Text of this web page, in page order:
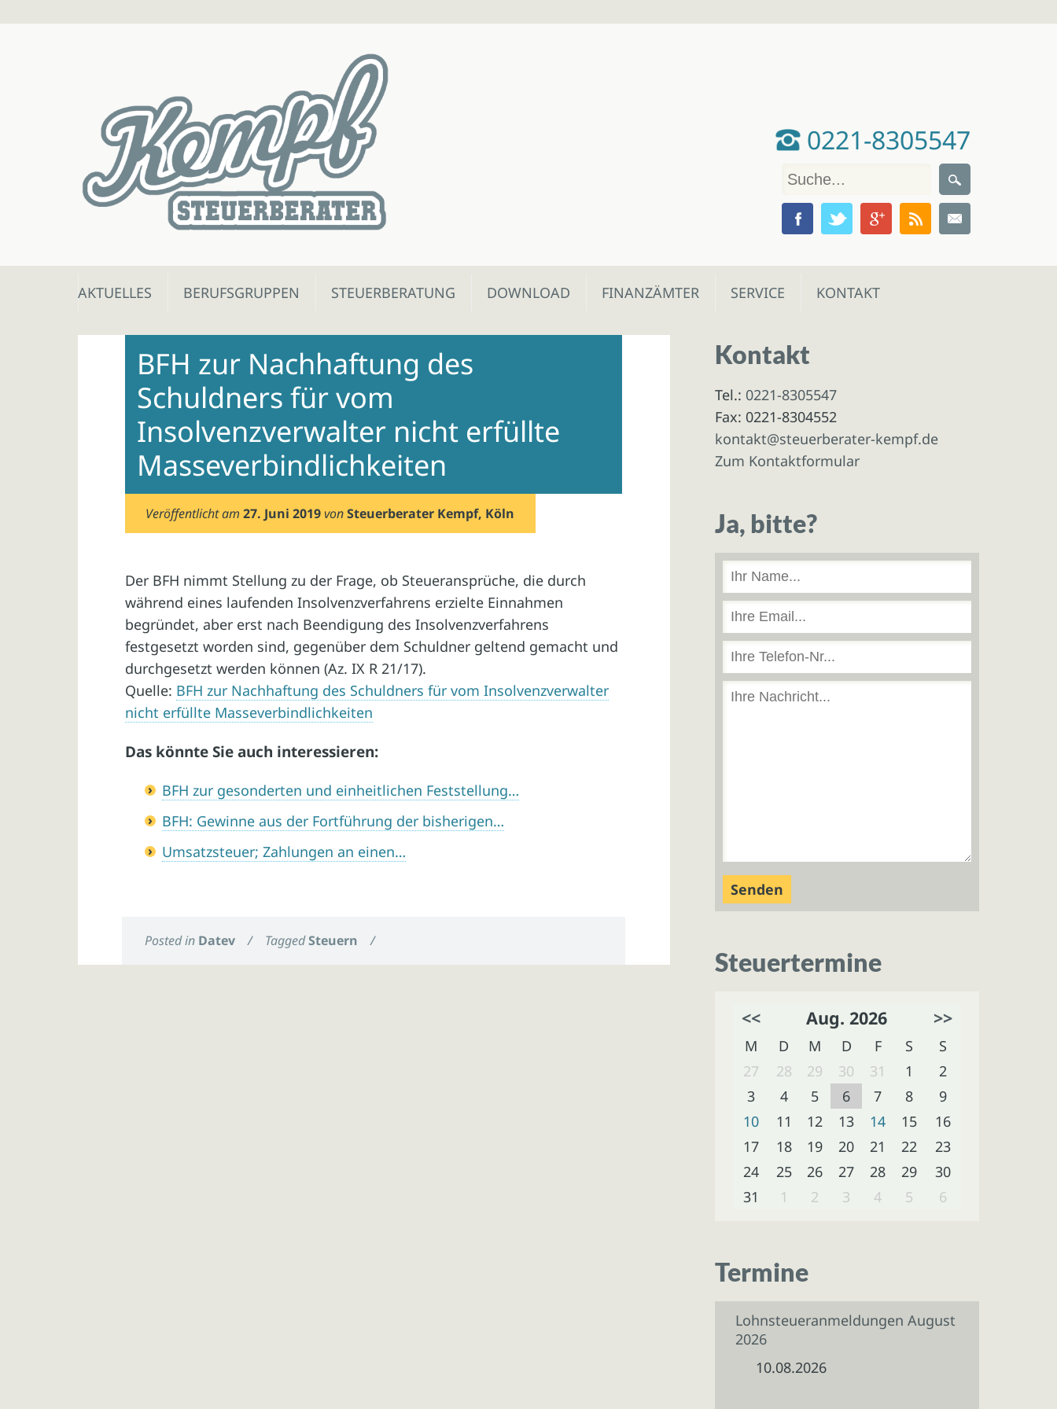
0221-8305547
Skip
AKTUELLES BERUFSGRUPPEN STEUERBERATUNG DOWNLOAD FINANZÄMTER SERVICE KONTAKT
BFH zur Nachhaftung des
Schuldners für vom
Insolvenzverwalter nicht erfüllte
Masseverbindlichkeiten
Veröffentlicht am27. Juni 2019 vonSteuerberater Kempf, Köln
Der BFH nimmt Stellung zu der Frage, ob Steueransprüche, die durch
während eines laufenden Insolvenzverfahrens erzielte Einnahmen
begründet, aber erst nach Beendigung des Insolvenzverfahrens
festgesetzt worden sind, gegenüber dem Schuldner geltend gemacht und
durchgesetzt werden können (Az. IX R 21/17).
Quelle: BFH zur Nachhaftung des Schuldners für vom Insolvenzverwalter
nicht erfüllte Masseverbindlichkeiten
Das könnte Sie auch interessieren:
BFH zur gesonderten und einheitlichen Feststellung…
BFH: Gewinne aus der Fortführung der bisherigen…
Umsatzsteuer; Zahlungen an einen…
Posted in Datev / TaggedSteuern /
Kontakt
Tel.: 0221-8305547
Fax: 0221-8304552
kontakt@steuerberater-kempf.de
Zum Kontaktformular
Ja, bitte?
Steuertermine
<< Aug. 2026 >>
M D M D F S
S
27
28 29 30 31 1
2
3
4 5 6 7 8
9
10
11 12 13 14 15
16
17
18 19 20 21 22
23
24
25 26 27 28 29
30
31
1 2 3 4 5 6
Termine
Lohnsteueranmeldungen August
2026
10.08.2026